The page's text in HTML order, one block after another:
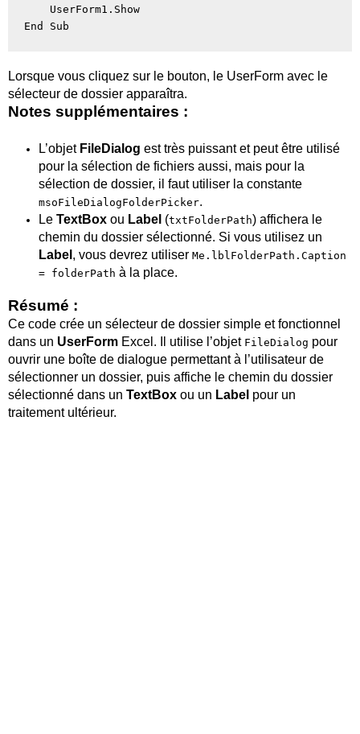
    UserForm1.Show
Lorsque vous cliquez sur le bouton, le UserForm avec le
sélecteur de dossier apparaîtra.
Notes supplémentaires :
L’objet FileDialog est très puissant et peut être utilisé
pour la sélection de fichiers aussi, mais pour la
sélection de dossier, il faut utiliser la constante
msoFileDialogFolderPicker.
LeTextBox ou Label (txtFolderPath) affichera le
chemin du dossier sélectionné. Si vous utilisez un
Label , vous devrez utiliserMe.lblFolderPath.Caption
= folderPath à la place.
Résumé :
Ce code crée un sélecteur de dossier simple et fonctionnel
dans un UserForm Excel. Il utilise l’objet FileDialog pour
ouvrir une boîte de dialogue permettant à l’utilisateur de
sélectionner un dossier, puis affiche le chemin du dossier
sélectionné dans un TextBox ou un Label pour un
traitement ultérieur.